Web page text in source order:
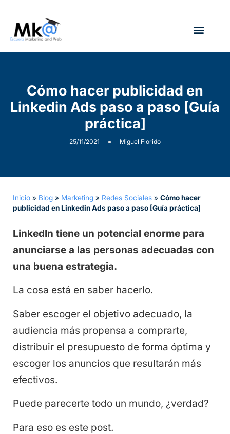
Cómo hacer publicidad en
Linkedin Ads paso a paso [Guía
práctica]
25/11/2021 Miguel Florido
Inicio » Blog » Marketing » Redes Sociales » Cómo hacer
publicidad en Linkedin Ads paso a paso [Guía práctica]
LinkedIn tiene un potencial enorme para
anunciarse a las personas adecuadas con
una buena estrategia.
La cosa está en saber hacerlo.
Saber escoger el objetivo adecuado, la
audiencia más propensa a comprarte,
distribuir el presupuesto de forma óptima y
escoger los anuncios que resultarán más
efectivos.
Puede parecerte todo un mundo, ¿verdad?
Para eso es este post.